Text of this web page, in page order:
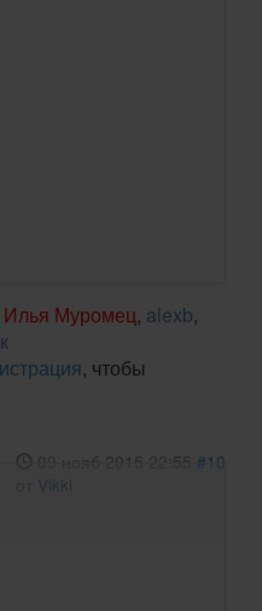
Илья Муромец, alexb,
, чтобы
09 нояб 2015 22:55 #10
Vikki